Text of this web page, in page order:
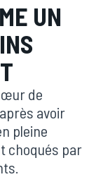
UN
de
avoir
pleine
choqués par